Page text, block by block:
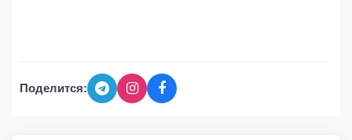
Поделится: